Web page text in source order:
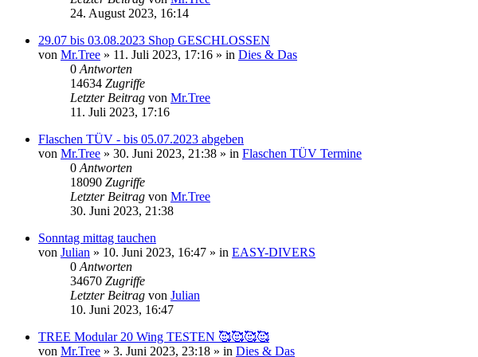
24. August 2023, 16:14
29.07 bis 03.08.2023 Shop GESCHLOSSEN
von Mr.Tree » 11. Juli 2023, 17:16 » in Dies & Das
0 Antworten
14634 Zugriffe
Letzter Beitrag von Mr.Tree
11. Juli 2023, 17:16
Flaschen TÜV - bis 05.07.2023 abgeben
von Mr.Tree » 30. Juni 2023, 21:38 » in Flaschen TÜV Termine
0 Antworten
18090 Zugriffe
Letzter Beitrag von Mr.Tree
30. Juni 2023, 21:38
Sonntag mittag tauchen
von Julian » 10. Juni 2023, 16:47 » in EASY-DIVERS
0 Antworten
34670 Zugriffe
Letzter Beitrag von Julian
10. Juni 2023, 16:47
TREE Modular 20 Wing TESTEN 🥰🥰🥰🥰
von Mr.Tree » 3. Juni 2023, 23:18 » in Dies & Das